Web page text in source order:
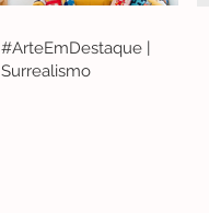
#ArteEmDestaque |
Surrealismo